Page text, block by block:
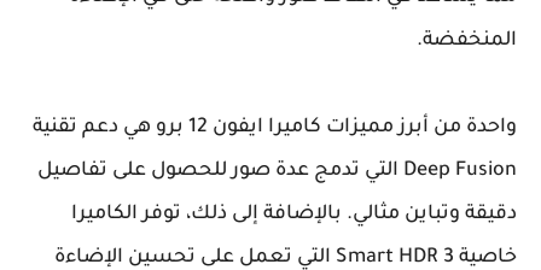
المنخفضة.
واحدة من أبرز مميزات كاميرا ايفون 12 برو هي دعم تقنية
Deep Fusion التي تدمج عدة صور للحصول على تفاصيل
دقيقة وتباين مثالي. بالإضافة إلى ذلك، توفر الكاميرا
خاصية Smart HDR 3 التي تعمل على تحسين الإضاءة